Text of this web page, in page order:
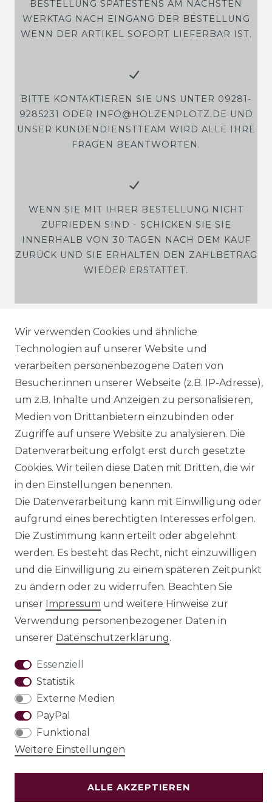
BESTELLUNG SPÄTESTENS AM NÄCHSTEN
WERKTAG NACH EINGANG DER BESTELLUNG
WENN DER ARTIKEL SOFORT LIEFERBAR IST.
BITTE KONTAKTIEREN SIE UNS UNTER 09281-
9285231 ODER INFO@HOLZENPLOTZ.DE UND
UNSER KUNDENDIENSTTEAM WIRD ALLE IHRE
FRAGEN BEANTWORTEN.
WENN SIE MIT IHRER BESTELLUNG NICHT
ZUFRIEDEN SIND - SCHICKEN SIE SIE
INNERHALB VON 30 TAGEN NACH DEM KAUF
ZURÜCK UND SIE ERHALTEN DEN ZAHLBETRAG
WIEDER ERSTATTET.
MEIN KONTO
SERVICE
Holzenplotz
Daten­schutz­erklärung
AGB Barrierefreiheitserklärung
Wir verwenden Cookies und ähnliche
Technologien auf unserer Website und
verarbeiten personenbezogene Daten von
Besucher:innen unserer Webseite (z.B. IP-Adresse),
um z.B. Inhalte und Anzeigen zu personalisieren,
Medien von Drittanbietern einzubinden oder
Zugriffe auf unsere Website zu analysieren. Die
Datenverarbeitung erfolgt erst durch gesetzte
Cookies. Wir teilen diese Daten mit Dritten, die wir
in den Einstellungen benennen.
Die Datenverarbeitung kann mit Einwilligung oder
aufgrund eines berechtigten Interesses erfolgen.
Die Zustimmung kann erteilt oder abgelehnt
werden. Es besteht das Recht, nicht einzuwilligen
und die Einwilligung zu einem späteren Zeitpunkt
zu ändern oder zu widerrufen. Beachten Sie
unser Impressum und weitere Hinweise zur
Verwendung personenbezogener Daten in
unserer Daten­schutz­erklärung.
Essenziell
Statistik
Externe Medien
PayPal
Funktional
Weitere Einstellungen
ALLE AKZEPTIEREN